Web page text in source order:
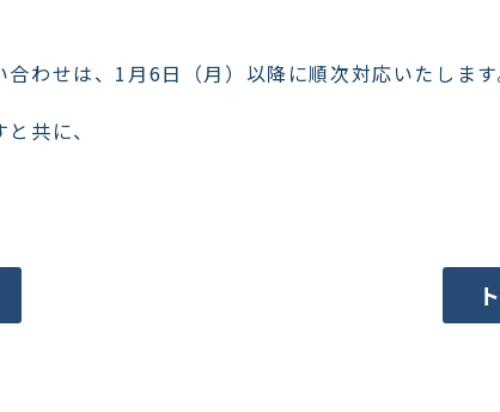
わせは、1月6日（月）以降に順次対応いたします
共に、